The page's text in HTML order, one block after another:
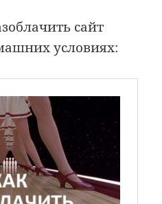
сайт
условиях: